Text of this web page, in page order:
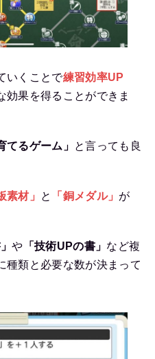
いくことで練習効率UP
効果を得ることができま
てるゲーム」 と言っても良
素材」 と 「銅メダル」 が
や 「技術UPの書」 など複
種類と必要な数が決まって